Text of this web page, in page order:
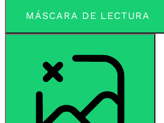
MÁSCARA DE LECTURA